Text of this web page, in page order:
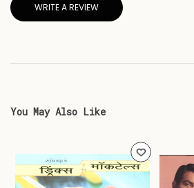
WRITE A REVIEW
You May Also Like